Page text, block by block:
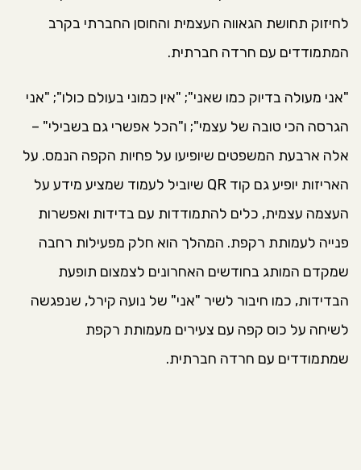
לחיזוק תחושת הגאווה העצמית והחוסן החברתי בקרב
המתמודדים עם חרדה חברתית.
"אני מעולה בדיוק כמו שאני"; "אין כמוני בעולם כולו"; "אני
הגרסה הכי טובה של עצמי"; ו"הכל אפשרי גם בשבילי" –
אלה ארבעת המשפטים שיופיעו על פחיות הקפה הנמס. על
האריזות יופיע גם קוד QR שיוביל לעמוד שמציע מידע על
העצמה עצמית, כלים להתמודדות עם בדידות ואפשרות
פנייה לעמותת רקפת. המהלך הוא חלק מפעילות רחבה
שמקדם המותג בחודשים האחרונים לצמצום תופעת
הבדידות, כמו חיבור לשיר "אני" של נועה קירל, שנפגשה
לשיחה על כוס קפה עם צעירים מעמותת רקפת
שמתמודדים עם חרדה חברתית.